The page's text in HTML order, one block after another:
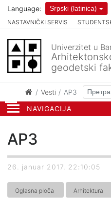
NAVIGACIJA
NASTAVNIČKI SERVIS
Language: Srpski (latinica)
Univerzitet u
geodetski
Vesti AP3
AP3
26. januar 2017. 22:10:05
Oglasna ploča Arhitektura